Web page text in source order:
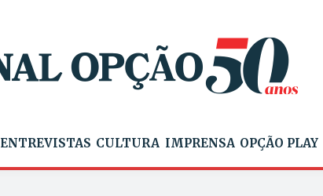
ENTREVISTAS CULTURA IMPRENSA OPÇÃO PLAY